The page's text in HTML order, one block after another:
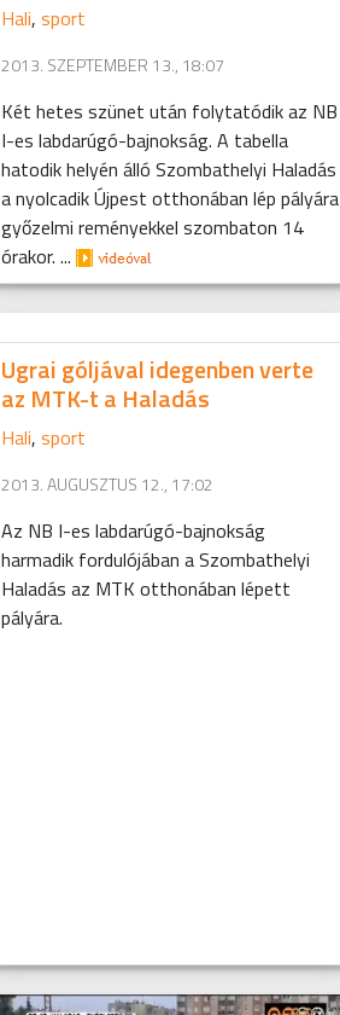
Hali, sport
2013. SZEPTEMBER 13., 18:07
Két hetes szünet után folytatódik az NB
I-es labdarúgó-bajnokság. A tabella
hatodik helyén álló Szombathelyi Haladás
a nyolcadik Újpest otthonában lép pályára
győzelmi reményekkel szombaton 14
órakor. ...
Ugrai góljával idegenben verte
az MTK-t a Haladás
Hali, sport
2013. AUGUSZTUS 12., 17:02
Az NB I-es labdarúgó-bajnokság
harmadik fordulójában a Szombathelyi
Haladás az MTK otthonában lépett
pályára.